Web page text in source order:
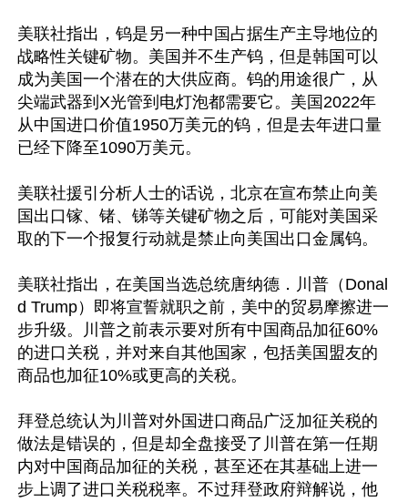
美联社指出，钨是另一种中国占据生产主导地位的
战略性关键矿物。美国并不生产钨，但是韩国可以
成为美国一个潜在的大供应商。钨的用途很广，从
尖端武器到X光管到电灯泡都需要它。美国2022年
从中国进口价值1950万美元的钨，但是去年进口量
已经下降至1090万美元。
美联社援引分析人士的话说，北京在宣布禁止向美
国出口镓、锗、锑等关键矿物之后，可能对美国采
取的下一个报复行动就是禁止向美国出口金属钨。
美联社指出，在美国当选总统唐纳德．川普（Donal
d Trump）即将宣誓就职之前，美中的贸易摩擦进一
步升级。川普之前表示要对所有中国商品加征60%
的进口关税，并对来自其他国家，包括美国盟友的
商品也加征10%或更高的关税。
拜登总统认为川普对外国进口商品广泛加征关税的
做法是错误的，但是却全盘接受了川普在第一任期
内对中国商品加征的关税，甚至还在其基础上进一
步上调了进口关税税率。不过拜登政府辩解说，他